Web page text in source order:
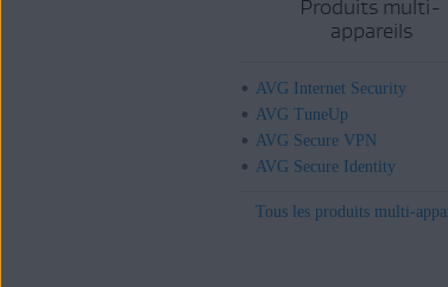
Produits multi-
appareils
AVG Internet Security
AVG TuneUp
AVG Secure VPN
AVG Secure Identity
Tous les produits multi-